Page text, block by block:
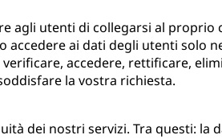
agli utenti di collegarsi al
ai dati degli utenti solo
accedere, rettificare,
la vostra richiesta.
dei nostri servizi. Tra questi: